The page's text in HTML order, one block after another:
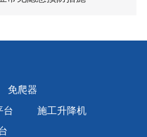
免爬器
台
施工升降机